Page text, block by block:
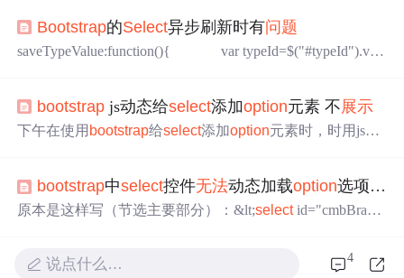
打印按钮，会出现一个选择框，选择框中的选项却
了option,但google和IE都没有 问题。分析：这里是两个mod
tabindex以后，用户就无法对第二层的modal聚焦，删除即
可。
Bootstrap的Select异步刷新时有问题
saveTypeValue:function(){ var typeId=$("#typeId").val
bootstrap js动态给select添加option元素 不展示
下午在使用 bootstrap给select添加option元素时，时用js动
个div里面的内容。这个时候就需要强制刷新元素渲染页面
了 代码例子： function edit(ele){ $("#parent").append("&lt;
bootstrap中select控件无法动态加载option选项的
原本是这样写（节选主要部分）：&lt;selectid="cmbBran
gt;"); $.ajax({ ...
说点什么… 4